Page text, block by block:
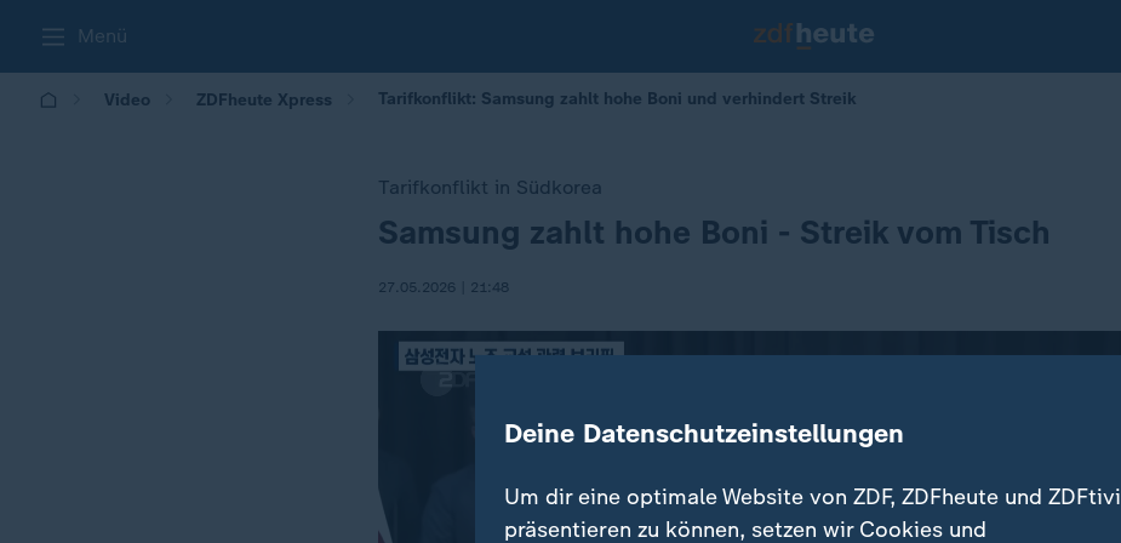
Menü
Video ZDFheute Xpress Tarifkonflikt: Samsung zahlt hohe Boni und verhindert Streik
Tarifkonflikt in Südkorea
:
Samsung zahlt hohe Boni - Streik vom Tisch
27.05.2026 | 21:48
Deine Datenschutzeinstellungen
Um dir eine optimale Website von ZDF, ZDFheute und ZDFtivi
präsentieren zu können, setzen wir Cookies und